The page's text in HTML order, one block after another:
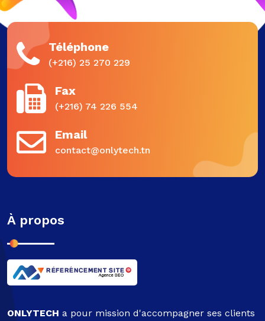
Téléphone
(+216) 25 270 229
Fax
(+216) 74 226 554
Email
contact@onlytech.tn
À propos
ONLYTECH a pour mission d'accompagner ses clients